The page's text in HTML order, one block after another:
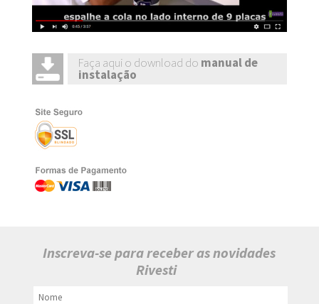
Faça aqui o download do manual de
instalação
Inscreva-se para receber as novidades
Rivesti